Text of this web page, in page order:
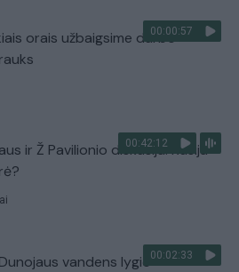
00:00:57
orais užbaigsime darbo
00:42:12
ir Ž Pavilionio diskusija: Rusija
00:02:33
vandens lygio –